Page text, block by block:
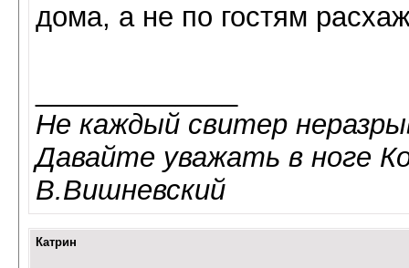
дома, а не по гостям
Не каждый свитер
Давайте уважать в ноге
В.Вишневский
Катрин